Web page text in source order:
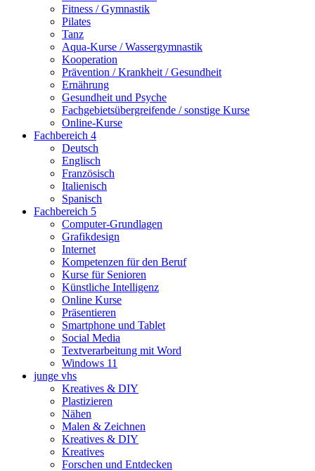
Fitness / Gymnastik
Pilates
Tanz
Aqua-Kurse / Wassergymnastik
Kooperation
Prävention / Krankheit / Gesundheit
Ernährung
Gesundheit und Psyche
Fachgebietsübergreifende / sonstige Kurse
Online-Kurse
Fachbereich 4
Deutsch
Englisch
Französisch
Italienisch
Spanisch
Fachbereich 5
Computer-Grundlagen
Grafikdesign
Internet
Kompetenzen für den Beruf
Kurse für Senioren
Künstliche Intelligenz
Online Kurse
Präsentieren
Smartphone und Tablet
Social Media
Textverarbeitung mit Word
Windows 11
junge vhs
Kreatives & DIY
Plastizieren
Nähen
Malen & Zeichnen
Kreatives & DIY
Kreatives
Forschen und Entdecken